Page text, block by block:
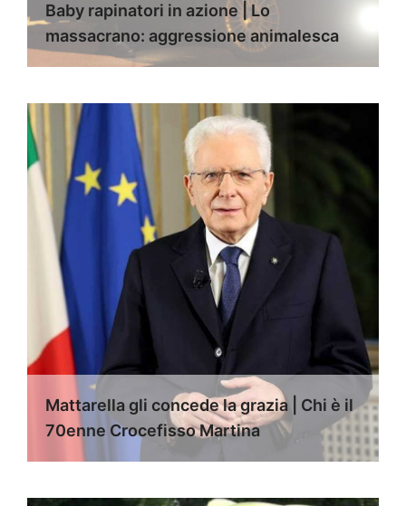
Baby rapinatori in azione | Lo
massacrano: aggressione animalesca
Mattarella gli concede la grazia | Chi è il
70enne Crocefisso Martina